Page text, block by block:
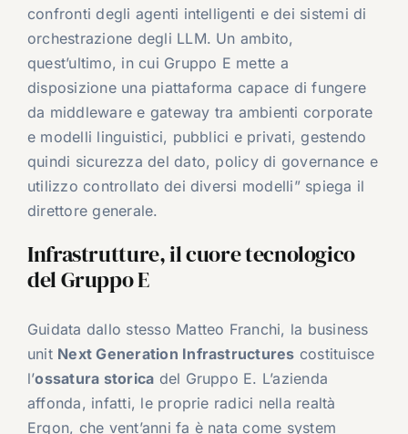
confronti degli agenti intelligenti e dei sistemi di
orchestrazione degli LLM. Un ambito,
quest’ultimo, in cui Gruppo E mette a
disposizione una piattaforma capace di fungere
da middleware e gateway tra ambienti corporate
e modelli linguistici, pubblici e privati, gestendo
quindi sicurezza del dato, policy di governance e
utilizzo controllato dei diversi modelli” spiega il
direttore generale.
Infrastrutture, il cuore tecnologico
del Gruppo E
Guidata dallo stesso Matteo Franchi, la business
unit Next Generation Infrastructures costituisce
l’ossatura storica del Gruppo E. L’azienda
affonda, infatti, le proprie radici nella realtà
Ergon, che vent’anni fa è nata come system